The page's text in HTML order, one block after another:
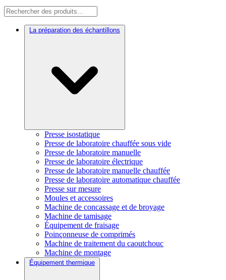
La préparation des échantillons
Presse isostatique
Presse de laboratoire chauffée sous vide
Presse de laboratoire manuelle
Presse de laboratoire électrique
Presse de laboratoire manuelle chauffée
Presse de laboratoire automatique chauffée
Presse sur mesure
Moules et accessoires
Machine de concassage et de broyage
Machine de tamisage
Équipement de fraisage
Poinçonneuse de comprimés
Machine de traitement du caoutchouc
Machine de montage
Équipement thermique